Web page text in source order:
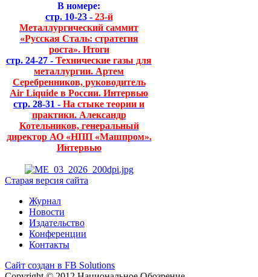
В номере:
стр. 10-23 -23-й
Металлургический саммит
«Русская Сталь: стратегия
роста». Итоги
стр. 24-27 - Технические газы для
металлургии. Артем
Серебренников, руководитель
Air Liquide в России. Интервью
стр. 28-31 - На стыке теории и
практики. Александр
Котельников, генеральный
директор АО «НПП «Машпром».
Интервью
Старая версия сайта
Журнал
Новости
Издательство
Конференции
Контакты
Сайт создан в FB Solutions